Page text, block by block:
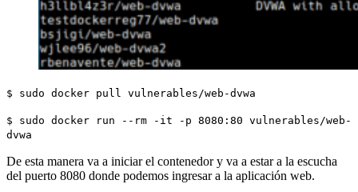
$ sudo docker pull vulnerables/web-dvwa
$ sudo docker run --rm -it -p 8080:80 vulnerables/web-
dvwa
De esta manera va a iniciar el contenedor y va a estar a la escucha
del puerto 8080 donde podemos ingresar a la aplicación web.